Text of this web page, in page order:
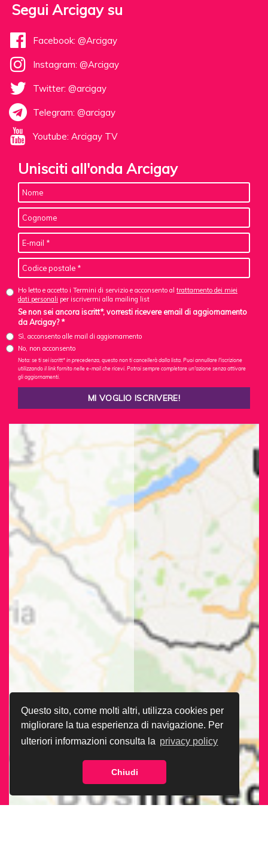
Questo sito, come molti altri, utilizza cookies per
migliorare la tua esperienza di navigazione. Per
ulteriori informazioni consulta la privacy policy
Chiudi
Segui Arcigay su
Facebook: @Arcigay
Instagram: @Arcigay
Twitter: @arcigay
Telegram: @arcigay
Youtube: Arcigay TV
Unisciti all'onda Arcigay
Ho letto e accetto i Termini di servizio e acconsento al trattamento dei miei
dati personali per iscrivermi alla mailing list
Se non sei ancora iscritt*, vorresti ricevere email di aggiornamento
da Arcigay? *
Sì, acconsento alle mail di aggiornamento
No, non acconsento
Nota: se ti sei iscritt* in precedenza, questo non ti cancellerà dalla lista. Puoi annullare l'iscrizione
utilizzando il link fornito nelle e-mail che ricevi. Potrai sempre completare un'azione senza attivare
gli aggiornamenti.